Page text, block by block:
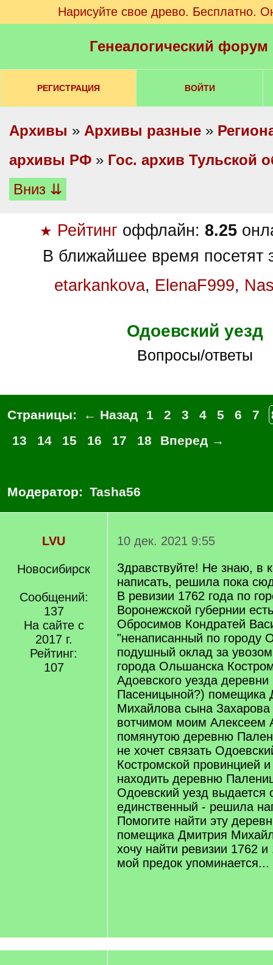
Нарисуйте свое древо. Бесплатно.
Генеалогический
РЕГИСТРАЦИЯ ВОЙТИ
Архивы » Архивы разные »
архивы РФ » Гос. архив Тульской
Вниз ⇊
★ Рейтинг оффлайн: 8.25
В ближайшее время посетят
etarkankova, ElenaF999,
Одоевский уезд
Вопросы/ответы
Страницы: ← Назад 1 2 3 4 5 6 7
13
14 15 16 17 18 Вперед →
Модератор: Tasha56
LVU
Новосибирск
Сообщений:
137
На сайте с
2017 г.
Рейтинг:
107
10 дек. 2021 9:55
Здравствуйте! Не знаю, в
написать, решила пока
В ревизии 1762 года по
Воронежской губернии
Обросимов Кондратей
"ненаписанный по городу
подушный оклад за
города Ольшанска
Адоевского уезда
Пасеницыной?) помещика
Михайлова сына Захарова
вотчимом моим Алексеем
помянутою деревню
не хочет связать
Костромской провинцией и
находить деревню
Одоевский уезд выдается
единственный - решила
Помогите найти эту
помещика Дмитрия
хочу найти ревизии 1762
мой предок упоминается...